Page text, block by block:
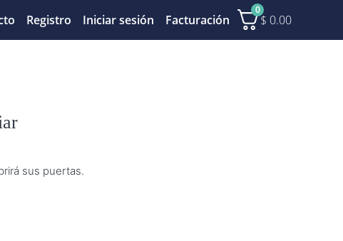
Registro Iniciar sesión Facturación
0
$ 0.00
sus puertas.